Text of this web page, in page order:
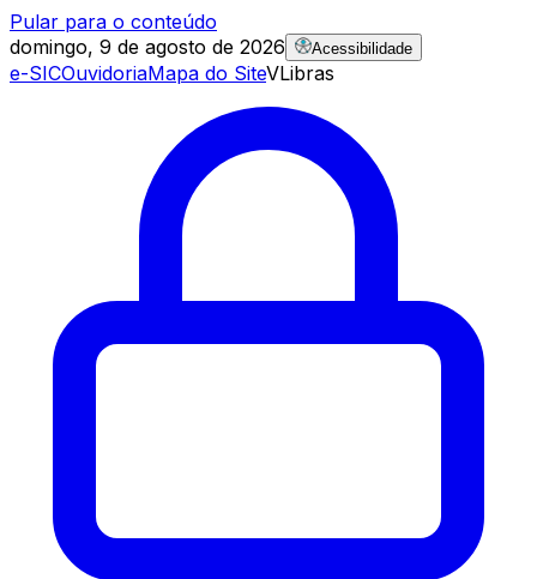
Pular para o conteúdo
domingo, 9 de agosto de 2026
Acessibilidade
e-SICOuvidoriaMapa do SiteVLibras